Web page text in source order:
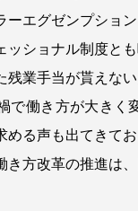
ーエグゼンプショ
ッショナル制度と
残業手当が貰えな
で働き方が大き
める声も出てきて
き方改革の推進は